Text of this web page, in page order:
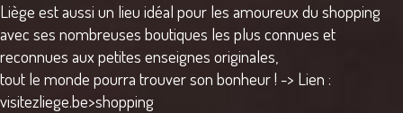
Liège est aussi un lieu idéal pour les amoureux du shopping
avec ses nombreuses boutiques les plus connues et
reconnues aux petites enseignes originales,
tout le monde pourra trouver son bonheur ! -> Lien :
visitezliege.be>shopping